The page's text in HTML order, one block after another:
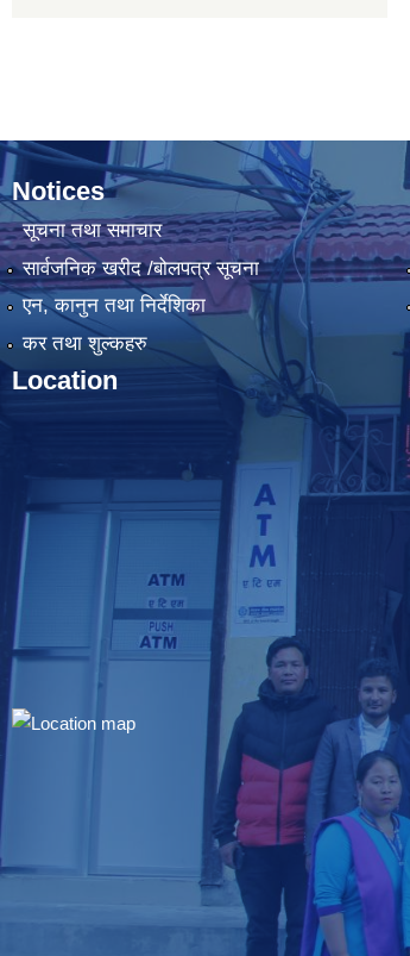
Notices
सूचना तथा समाचार
सार्वजनिक खरीद /बोलपत्र सूचना
एन, कानुन तथा निर्देशिका
कर तथा शुल्कहरु
Location